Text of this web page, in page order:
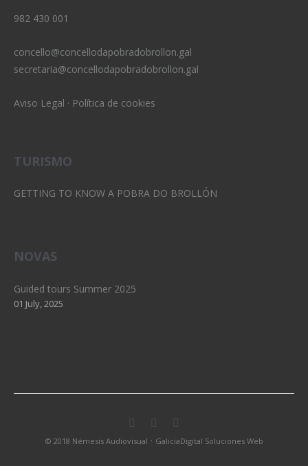
982 430 001
concello@concellodapobradobrollon.gal
secretaria@concellodapobradobrollon.gal
Aviso Legal · Política de cookies
TURISMO
GETTING TO KNOW A POBRA DO BROLLÓN
NOVAS
Guided tours Summer 2025
01 July, 2025
© 2018 Némesis Audiovisual · GaliciaDigital Soluciones Web